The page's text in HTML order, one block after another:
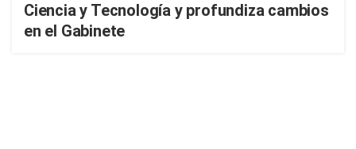
Ciencia y Tecnología y profundiza cambios
en el Gabinete